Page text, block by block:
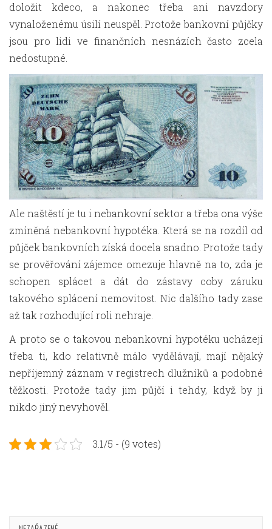
doložit kdeco, a nakonec třeba ani navzdory
vynaloženému úsilí neuspěl. Protože bankovní půjčky
jsou pro lidi ve finančních nesnázích často zcela
nedostupné.
Ale naštěstí je tu i nebankovní sektor a třeba ona výše
zmíněná nebankovní hypotéka. Která se na rozdíl od
půjček bankovních získá docela snadno. Protože tady
se prověřování zájemce omezuje hlavně na to, zda je
schopen splácet a dát do zástavy coby záruku
takového splácení nemovitost. Nic dalšího tady zase
až tak rozhodující roli nehraje.
A proto se o takovou nebankovní hypotéku ucházejí
třeba ti, kdo relativně málo vydělávají, mají nějaký
nepříjemný záznam v registrech dlužníků a podobné
těžkosti. Protože tady jim půjčí i tehdy, když by ji
nikdo jiný nevyhověl.
3.1/5 - (9 votes)